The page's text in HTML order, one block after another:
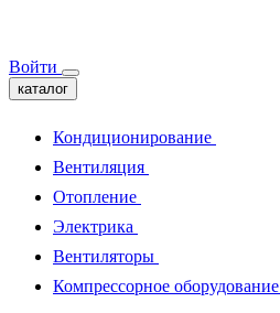
Войти
каталог
Кондиционирование
Вентиляция
Отопление
Электрика
Вентиляторы
Компрессорное оборудование